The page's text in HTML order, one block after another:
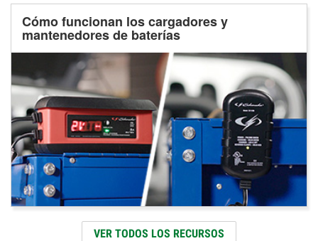
Cómo funcionan los cargadores y
mantenedores de baterías
VER TODOS LOS RECURSOS